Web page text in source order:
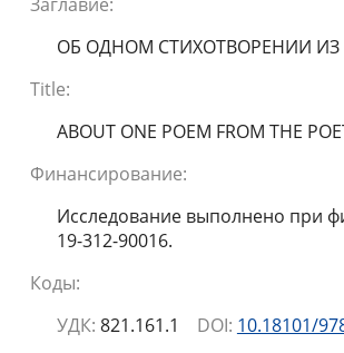
ОБ ОДНОМ СТИХОТВОРЕНИИ
Title:
ABOUT ONE POEM FROM THE
Финансирование:
Исследование выполнено при
19-312-90016.
Коды:
УДК: 821.161.1 DOI: 10.18101/